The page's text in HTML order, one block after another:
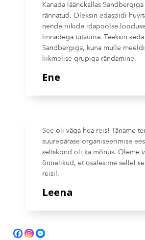
Kanada läänekallas
rännatud. Oleksin edaspidi
nende riikide idapoolse
linnadega tutvuma. Teeksin
Sandbergiga, kuna mulle
liikmelise grupiga rändamine.
Ene
See oli väga hea reis! Täname
suurepärase organiseerimise
seltskond oli ka mõnus. Oleme
õnnelikud, et osalesime sellel
reisil.
Leena